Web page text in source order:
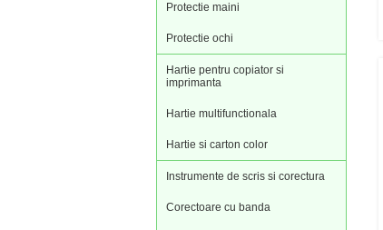
Protectie maini
Protectie ochi
Hartie pentru copiator si
imprimanta
Hartie multifunctionala
Hartie si carton color
Instrumente de scris si corectura
Corectoare cu banda